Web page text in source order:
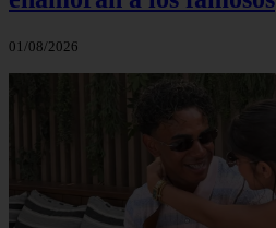
01/08/2026